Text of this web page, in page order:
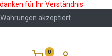
für Ihr Verständnis
Währungen akzeptiert
0